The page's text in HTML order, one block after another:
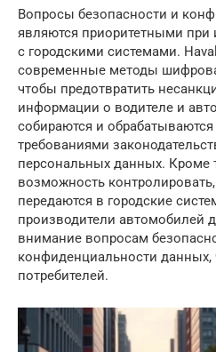
Вопросы безопасности и
являются приоритетными при
с городскими системами.
современные методы
чтобы предотвратить
информации о водителе и
собираются и
требованиями
персональных данных. Кроме
возможность
передаются в городские
производители автомобилей
внимание вопросам
конфиденциальности данных,
потребителей.